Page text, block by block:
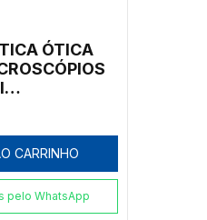
ÓTICA
CARRINHO
pelo WhatsApp